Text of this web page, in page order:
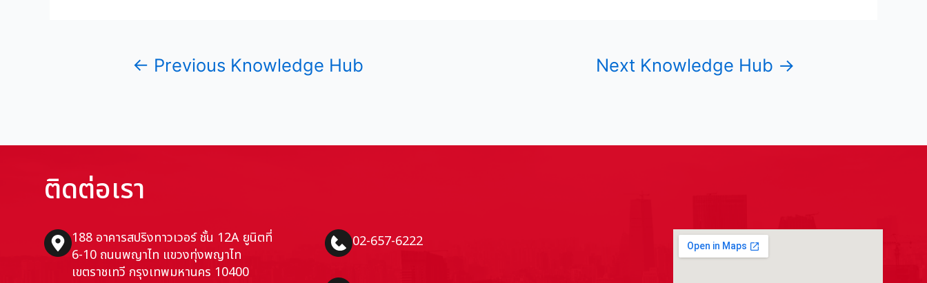
← Previous Knowledge Hub Next Knowledge Hub →
ติดต่อเรา
188 อาคารสปริงทาวเวอร์ ชั้น 12A ยูนิตที่
6-10 ถนนพญาไท แขวงทุ่งพญาไท
เขตราชเทวี กรุงเทพมหานคร 10400
02-657-6222